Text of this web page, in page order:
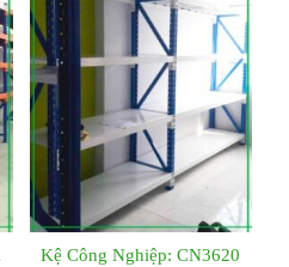
Kệ Công Nghiệp: CN3620